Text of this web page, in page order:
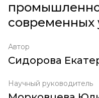
современных
Автор
Сидорова
Научный руководитель